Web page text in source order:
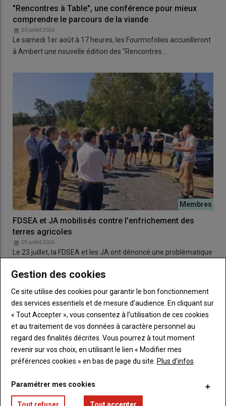
"Rencontres à Table", une conférence pour mieux
comprendre le parcours de la viande
30 juillet 2026
Le samedi 1er août à 17 heures, les Fourmofolies accueilleront
à Ambert une nouvelle édition des "Rencontres…
FDSEA et JA mobilisés contre l'enfrichement des
terres agricoles
29 juillet 2026
Le 23 juillet, la FDSEA et les JA ont dénoncé une problématique
ÉCONOMIE & SOCIÉTÉ
Gestion des cookies
Ce site utilise des cookies pour garantir le bon fonctionnement
des services essentiels et de mesure d’audience. En cliquant sur
« Tout Accepter », vous consentez à l’utilisation de ces cookies
et au traitement de vos données à caractère personnel au
regard des finalités décrites. Vous pourrez à tout moment
revenir sur vos choix, en utilisant le lien « Modifier mes
préférences cookies » en bas de page du site. Plus d'infos
Paramétrer mes cookies
Tout refuser Tout accepter